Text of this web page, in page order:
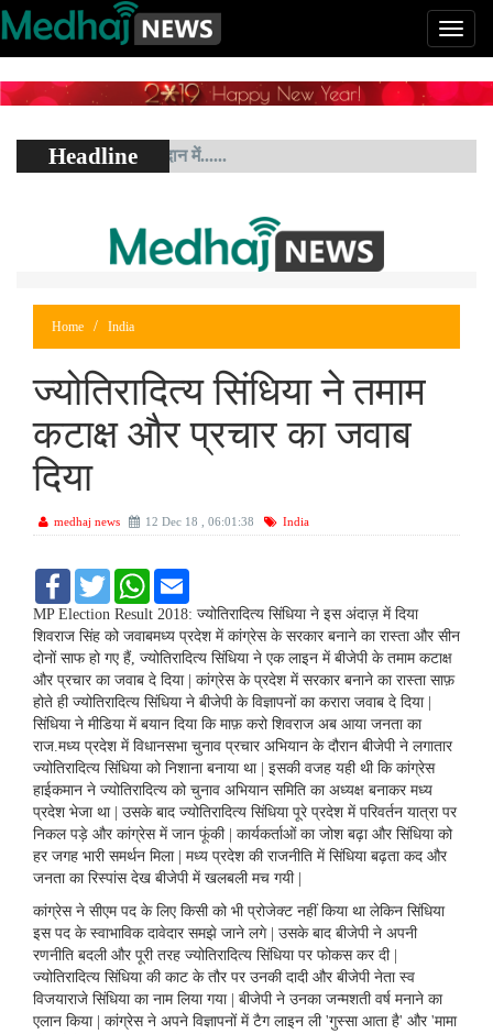
Headline
शाह रामलीला मैदान में......
Home India
ज्योतिरादित्य सिंधिया ने तमाम
कटाक्ष और प्रचार का जवाब
दिया
medhaj news 12 Dec 18 , 06:01:38 India
F
c
e
o
o
k
T
w
t
e
r
W
a
t
s
A
p
p
a
i
l
MP Election Result 2018: ज्योतिरादित्य सिंधिया ने इस अंदाज़ में दिया
शिवराज सिंह को जवाबमध्य प्रदेश में कांग्रेस के सरकार बनाने का रास्ता और सीन
दोनों साफ हो गए हैं, ज्योतिरादित्य सिंधिया ने एक लाइन में बीजेपी के तमाम कटाक्ष
और प्रचार का जवाब दे दिया | कांग्रेस के प्रदेश में सरकार बनाने का रास्ता साफ़
होते ही ज्योतिरादित्य सिंधिया ने बीजेपी के विज्ञापनों का करारा जवाब दे दिया |
सिंधिया ने मीडिया में बयान दिया कि माफ़ करो शिवराज अब आया जनता का
राज.मध्य प्रदेश में विधानसभा चुनाव प्रचार अभियान के दौरान बीजेपी ने लगातार
ज्योतिरादित्य सिंधिया को निशाना बनाया था | इसकी वजह यही थी कि कांग्रेस
हाईकमान ने ज्योतिरादित्य को चुनाव अभियान समिति का अध्यक्ष बनाकर मध्य
प्रदेश भेजा था | उसके बाद ज्योतिरादित्य सिंधिया पूरे प्रदेश में परिवर्तन यात्रा पर
निकल पड़े और कांग्रेस में जान फूंकी | कार्यकर्ताओं का जोश बढ़ा और सिंधिया को
हर जगह भारी समर्थन मिला | मध्य प्रदेश की राजनीति में सिंधिया बढ़ता कद और
जनता का रिस्पांस देख बीजेपी में खलबली मच गयी |
कांग्रेस ने सीएम पद के लिए किसी को भी प्रोजेक्ट नहीं किया था लेकिन सिंधिया
इस पद के स्वाभाविक दावेदार समझे जाने लगे | उसके बाद बीजेपी ने अपनी
रणनीति बदली और पूरी तरह ज्योतिरादित्य सिंधिया पर फोकस कर दी |
ज्योतिरादित्य सिंधिया की काट के तौर पर उनकी दादी और बीजेपी नेता स्व
विजयाराजे सिंधिया का नाम लिया गया | बीजेपी ने उनका जन्मशती वर्ष मनाने का
एलान किया | कांग्रेस ने अपने विज्ञापनों में टैग लाइन ली 'गुस्सा आता है' और 'मामा